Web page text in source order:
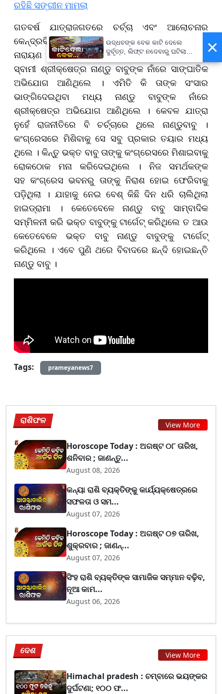
ରହିଛି ସଙ୍ଗୀନ ମାମଲା
​​​​​​​ଗତବର୍ଷ ଯାତ୍ରାଜଗତରେ ଚର୍ଚ୍ଚା ଏବଂ ଆଲୋଚନାର
କେନ୍ଦ୍ରବିନ୍ଦୁ ପାଲଟିଥିଲେ ନାଣ୍ଡୁ ବାବୁ ଓରଫ ଅନନ୍ତ
ନାରାୟଣ ଧଳ । ଯାତ୍ରା ଅଭିନେତ୍ରୀ ସୋନାଲିଙ୍କ
ସ୍ବାମୀ ଶ୍ରୀକ୍ଷେତ୍ର ନାଣ୍ଡୁ ବାବୁଙ୍କ ନାଁରେ ସାଙ୍ଘାତିକ
ଅଭିଯୋଗ ଆଣିଥିଲେ । ଏମିତି କି ତାଙ୍କ ସଂସାର
ଭାଙ୍ଗିଦେଇଥିବା ମଧ୍ୟ ନାଣ୍ଡୁ ବାବୁଙ୍କ ନାଁରେ
ଶ୍ରୀକ୍ଷେତ୍ର ଅଭିଯୋଗ ଆଣିଥିଲେ । କେବଳ ଯାତ୍ରା
ନୁହେଁ ରାଜନୀତିରେ ବି ଚର୍ଚ୍ଚାରେ ଥିଲେ ନାଣ୍ଡୁବାବୁ ।
କଂଗ୍ରେସରେ ମିଶିବାକୁ ସେ ସବୁ ପ୍ରକାର ତୟାର ମଧ୍ୟ
ଥିଲେ । କିନ୍ତୁ ଭକ୍ତ ବାବୁ ତାଙ୍କୁ କଂଗ୍ରେସରେ ମିଶାଇବାକୁ
ରୋକଠୋକ ମନା କରିଦେଇଥିଲେ । ନିଜ ସମର୍ଥକଙ୍କ
ସହ କଂଗ୍ରେସ ଭବନରୁ ତାଙ୍କୁ ନିରାଶ ହୋଇ ଫେରିବାକୁ
ପଡ଼ିଥିଲା । ଯାହାକୁ ନେଇ ବେଶ୍ କିଛି ଦିନ ଧରି ଚାଲିଥିଲା
ହାଇଡ୍ରାମା । କେତେବେଳେ ନାଣ୍ଡୁ ବାବୁ ସାମ୍ବାଦିକ
ସମ୍ମିଳନୀ କରି ଭକ୍ତ ବାବୁଙ୍କୁ ଟାର୍ଗେଟ୍ କରିଥିଲେ ତ ଆଉ
କେତେବେଳେ ଭକ୍ତ ବାବୁ ନାଣ୍ଡୁ ବାବୁଙ୍କୁ ଟାର୍ଗେଟ୍
କରିଥିଲେ । ଏବେ ପୁଣି ଥରେ ବିବାଦରେ ଛନ୍ଦି ହୋଇଛନ୍ତି
ନାଣ୍ଡୁ ବାବୁ ।​​​​​​​
Tags: prameyanews7
ରାଶିଫଳ View More
Horoscope Today : ଅଗଷ୍ଟ ୦୮ ତାରିଖ,
ଶନିବାର ; ଜାଣନ୍ତୁ...
August 08, 2026
କନ୍ୟା ରାଶି ବ୍ୟକ୍ତିଙ୍କୁ କାର୍ଯ୍ୟକ୍ଷେତ୍ରରେ
ସଫଳତା ଓ ସମ...
August 07, 2026
Horoscope Today : ଅଗଷ୍ଟ ୦୭ ତାରିଖ,
ଶୁକ୍ରବାର ; ଜାଣନ୍...
August 07, 2026
ସିଂହ ରାଶି ବ୍ୟକ୍ତିଙ୍କ ସାମାଜିକ ସମ୍ମାନ ବଢ଼ିବ,
ନୂଆ କାମ...
August 06, 2026
ଦେଶ View More
Himachal pradesh : ଚମ୍ବାରେ ଭୟଙ୍କର
ଦୁର୍ଘଟଣା; ୧୦୦ ଫ...
×
ଉଦ୍ଧବଙ୍କ ବେକ କାଟି ଦେଲେ
ଦୁର୍ବୃତ୍ତ, ଲିଫ୍ଟ ନଦେବାରୁ ଘଟିଲା
ଘଟଣା...